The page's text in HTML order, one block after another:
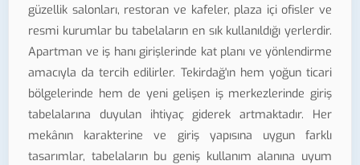
güzellik salonları, restoran ve kafeler, plaza içi ofisler ve
resmi kurumlar bu tabelaların en sık kullanıldığı yerlerdir.
Apartman ve iş hanı girişlerinde kat planı ve yönlendirme
amacıyla da tercih edilirler. Tekirdağ'ın hem yoğun ticari
bölgelerinde hem de yeni gelişen iş merkezlerinde giriş
tabelalarına duyulan ihtiyaç giderek artmaktadır. Her
mekânın karakterine ve giriş yapısına uygun farklı
tasarımlar, tabelaların bu geniş kullanım alanına uyum